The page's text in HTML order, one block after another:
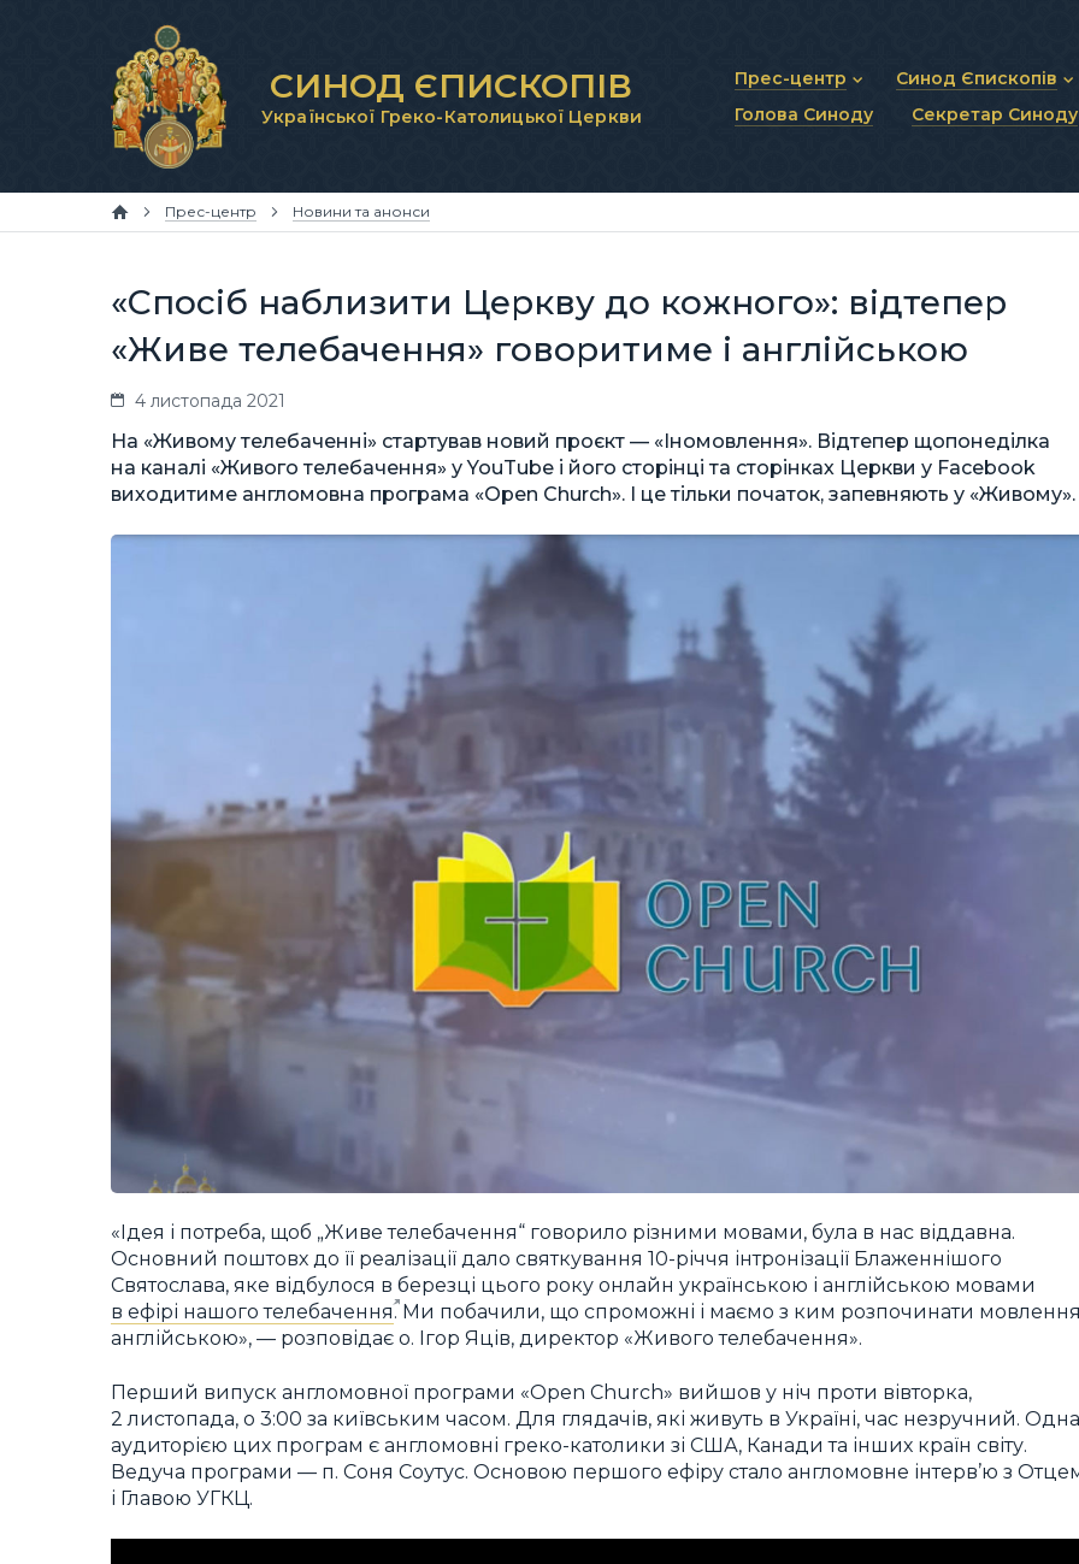
СИНОД ЄПИСКОПІВ
Української Греко-Католицької Церкви
Прес-центр
Новини та анонси
Синод Єпископів
Статут Синоду
Синодальні органи
Голова Синоду Секретар Синоду
Прес-центр Новини та анонси
«Спосіб наблизити Церкву до кожного»: відтепер
«Живе телебачення» говоритиме і англійською
4 листопада 2021
На «Живому телебаченні» стартував новий проєкт — «Іномовлення». Відтепер щопонеділка
на каналі «Живого телебачення» у YouTube і його сторінці та сторінках Церкви у Facebook
виходитиме англомовна програма «Open Church». І це тільки початок, запевняють у «Живому».
«Ідея і потреба, щоб „Живе телебачення“ говорило різними мовами, була в нас віддавна.
Основний поштовх до її реалізації дало святкування 10-річчя інтронізації Блаженнішого
Святослава, яке відбулося в березці цього року онлайн українською і англійською мовами
в ефірі нашого телебачення. Ми побачили, що спроможні і маємо з ким розпочинати
англійською», — розповідає о. Ігор Яців, директор «Живого телебачення».
Перший випуск англомовної програми «Open Church» вийшов у ніч проти вівторка,
2 листопада, о 3:00 за київським часом. Для глядачів, які живуть в Україні, час незручний.
аудиторією цих програм є англомовні греко-католики зі США, Канади та інших країн світу.
Ведуча програми — п. Соня Соутус. Основою першого ефіру стало англомовне інтерв’ю з
і Главою УГКЦ.